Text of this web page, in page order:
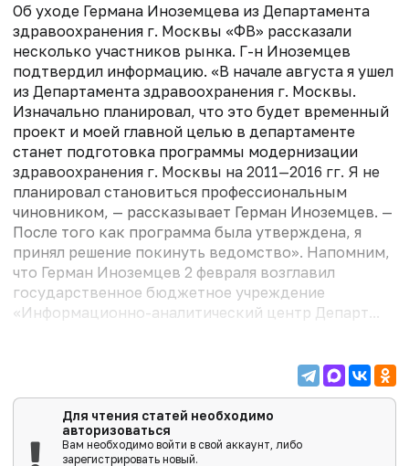
Об уходе Германа Иноземцева из Департамента
здравоохранения г. Москвы «ФВ» рассказали
несколько участников рынка. Г-н Иноземцев
подтвердил информацию. «В начале августа я ушел
из Департамента здравоохранения г. Москвы.
Изначально планировал, что это будет временный
проект и моей главной целью в департаменте
станет подготовка программы модернизации
здравоохранения г. Москвы на 2011—2016 гг. Я не
планировал становиться профессиональным
чиновником, — рассказывает Герман Иноземцев. —
После того как программа была утверждена, я
принял решение покинуть ведомство». Напомним,
что Герман Иноземцев 2 февраля возглавил
государственное бюджетное учреждение
«Информационно-аналитический центр Департ...
Для чтения статей необходимо
авторизоваться
Вам необходимо войти в свой аккаунт, либо
зарегистрировать новый.